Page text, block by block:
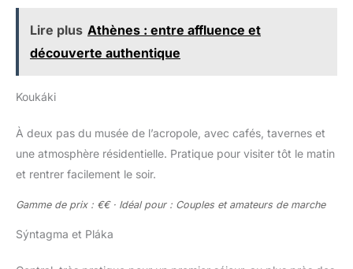
Lire plus Athènes : entre affluence et
découverte authentique
Koukáki
À deux pas du musée de l’acropole, avec cafés, tavernes et
une atmosphère résidentielle. Pratique pour visiter tôt le matin
et rentrer facilement le soir.
Gamme de prix : €€ · Idéal pour : Couples et amateurs de marche
Sýntagma et Pláka